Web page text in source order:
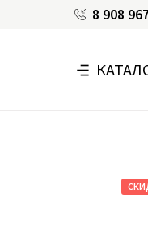
8 908